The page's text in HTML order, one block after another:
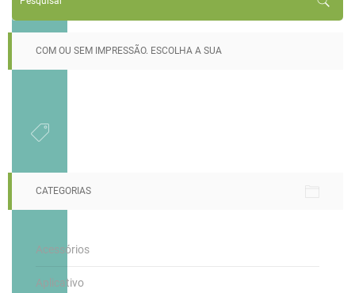
COM OU SEM IMPRESSÃO. ESCOLHA A SUA
CATEGORIAS
Acessórios
Aplicativo